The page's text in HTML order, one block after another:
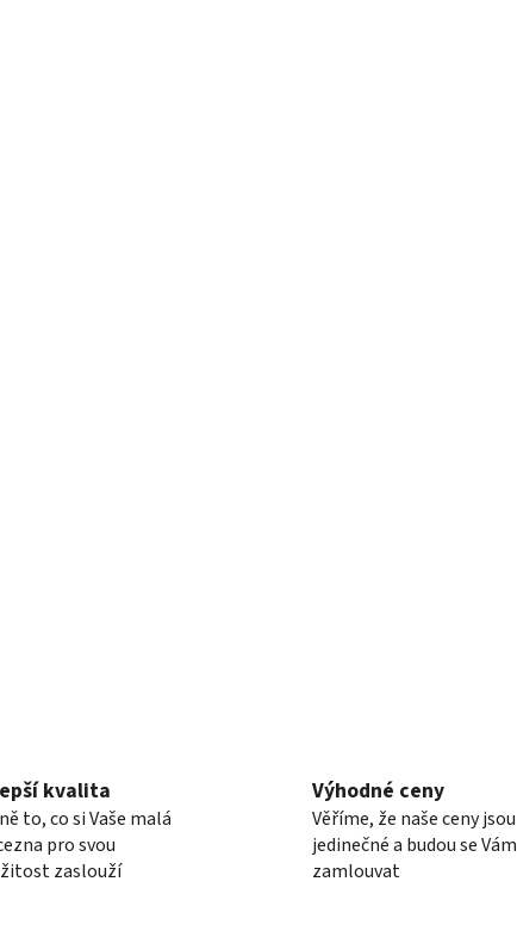
kvalita
to, co si Vaše malá
pro svou
zaslouží
Výhodné ceny
Věříme, že naše ceny jsou
jedinečné a budou se Vám
zamlouvat